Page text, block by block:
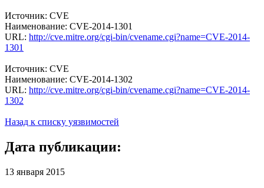
Источник: CVE
Наименование: CVE-2014-1301
URL: http://cve.mitre.org/cgi-bin/cvename.cgi?name=CVE-2014-
1301
Источник: CVE
Наименование: CVE-2014-1302
URL: http://cve.mitre.org/cgi-bin/cvename.cgi?name=CVE-2014-
1302
Назад к списку уязвимостей
Дата публикации:
13 января 2015